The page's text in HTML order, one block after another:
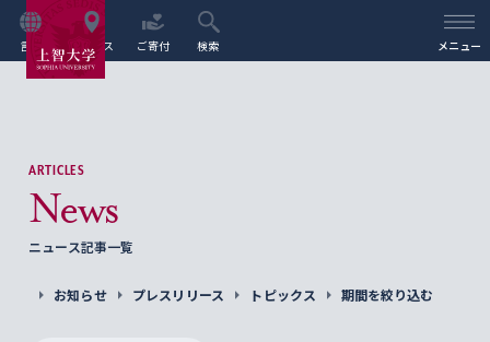
言語 アクセス ご寄付 検索 メニュー
ARTICLES
News
ニュース記事一覧
お知らせ プレスリリース トピックス 期間を絞り込む